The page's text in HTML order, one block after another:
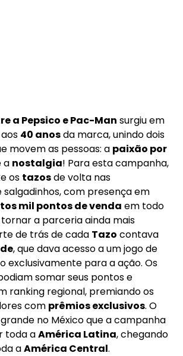
a Pepsico e Pac-Man surgiu em
40 anosda marca, unindo dois
movem as pessoas: a paixão por
a nostalgia! Para esta campanha,
os tazosde volta nas
com presença em
mil pontos de venda em todo
tornar a parceria ainda mais
de trás de cada Tazo contava
, que dava acesso a um jogo de
exclusivamente para a ação. Os
somar seus pontos e
ranking regional, premiando os
com prêmios exclusivos. O
no México que a campanha
toda aAmérica Latina, chegando
aAmérica Central.